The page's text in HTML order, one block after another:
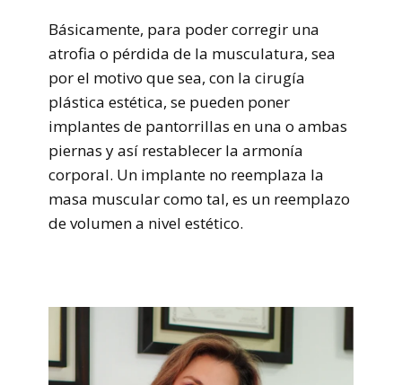
Básicamente, para poder corregir una
atrofia o pérdida de la musculatura, sea
por el motivo que sea, con la cirugía
plástica estética, se pueden poner
implantes de pantorrillas en una o ambas
piernas y así restablecer la armonía
corporal. Un implante no reemplaza la
masa muscular como tal, es un reemplazo
de volumen a nivel estético.